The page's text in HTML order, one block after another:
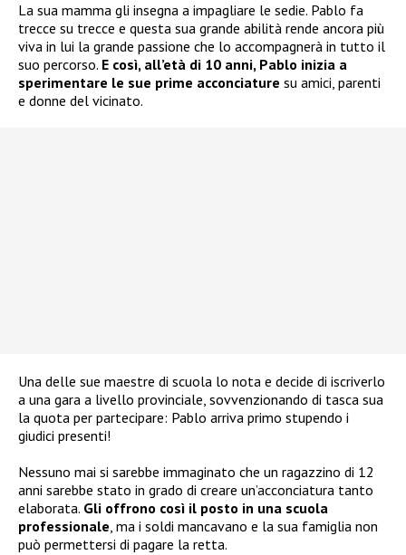
La sua mamma gli insegna a impagliare le sedie. Pablo fa
trecce su trecce e questa sua grande abilità rende ancora più
viva in lui la grande passione che lo accompagnerà in tutto il
suo percorso. E così, all’età di 10 anni, Pablo inizia a
sperimentare le sue prime acconciature su amici, parenti
e donne del vicinato.
Una delle sue maestre di scuola lo nota e decide di iscriverlo
a una gara a livello provinciale, sovvenzionando di tasca sua
la quota per partecipare: Pablo arriva primo stupendo i
giudici presenti!
Nessuno mai si sarebbe immaginato che un ragazzino di 12
anni sarebbe stato in grado di creare un’acconciatura tanto
elaborata. Gli offrono così il posto in una scuola
professionale, ma i soldi mancavano e la sua famiglia non
può permettersi di pagare la retta.